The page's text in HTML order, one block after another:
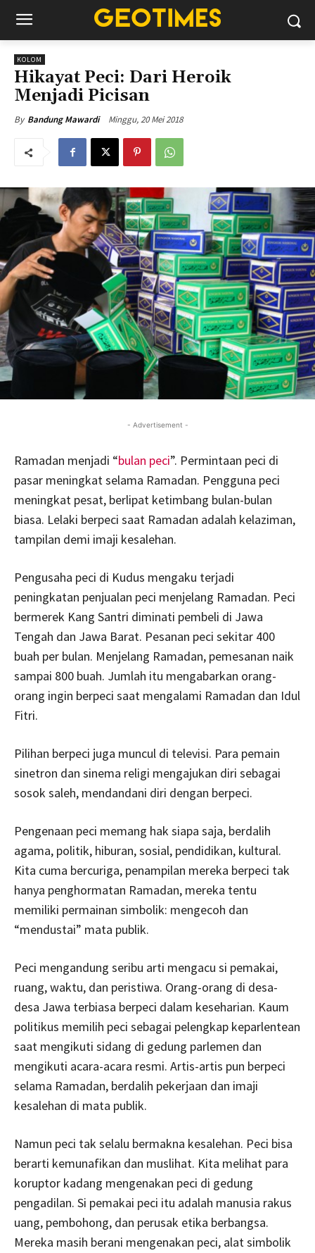
KOLOM
Hikayat Peci: Dari Heroik
Menjadi Picisan
By Bandung Mawardi Minggu, 20 Mei 2018
- Advertisement -
Ramadan menjadi “bulan peci”. Permintaan peci di
pasar meningkat selama Ramadan. Pengguna peci
meningkat pesat, berlipat ketimbang bulan-bulan
biasa. Lelaki berpeci saat Ramadan adalah kelaziman,
tampilan demi imaji kesalehan.
Pengusaha peci di Kudus mengaku terjadi
peningkatan penjualan peci menjelang Ramadan. Peci
bermerek Kang Santri diminati pembeli di Jawa
Tengah dan Jawa Barat. Pesanan peci sekitar 400
buah per bulan. Menjelang Ramadan, pemesanan naik
sampai 800 buah. Jumlah itu mengabarkan orang-
orang ingin berpeci saat mengalami Ramadan dan Idul
Fitri.
Pilihan berpeci juga muncul di televisi. Para pemain
sinetron dan sinema religi mengajukan diri sebagai
sosok saleh, mendandani diri dengan berpeci.
Pengenaan peci memang hak siapa saja, berdalih
agama, politik, hiburan, sosial, pendidikan, kultural.
Kita cuma bercuriga, penampilan mereka berpeci tak
hanya penghormatan Ramadan, mereka tentu
memiliki permainan simbolik: mengecoh dan
“mendustai” mata publik.
Peci mengandung seribu arti mengacu si pemakai,
ruang, waktu, dan peristiwa. Orang-orang di desa-
desa Jawa terbiasa berpeci dalam keseharian. Kaum
politikus memilih peci sebagai pelengkap keparlentean
saat mengikuti sidang di gedung parlemen dan
mengikuti acara-acara resmi. Artis-artis pun berpeci
selama Ramadan, berdalih pekerjaan dan imaji
kesalehan di mata publik.
Namun peci tak selalu bermakna kesalehan. Peci bisa
berarti kemunafikan dan muslihat. Kita melihat para
koruptor kadang mengenakan peci di gedung
pengadilan. Si pemakai peci itu adalah manusia rakus
uang, pembohong, dan perusak etika berbangsa.
Mereka masih berani mengenakan peci, alat simbolik